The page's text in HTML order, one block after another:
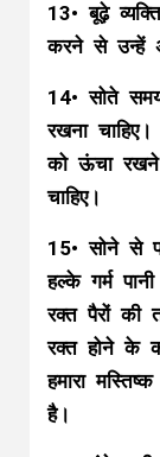
13• बूढ़े
करने से उन्हें
14• सोते
रखना
को ऊंचा
चाहिए।
15• सोने से
हल्के गर्म
रक्त पैरों की
रक्त होने के
हमारा
है।